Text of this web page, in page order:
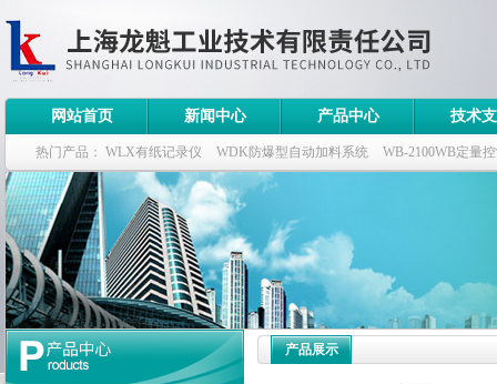
网站首页 新闻中心 产品中心 技术
热门产品： WLX有纸记录仪 WDK防爆型自动加料系统 WB-2100WB定量
WDK流量定量控制柜 WB-2100定量装车控制仪
产品展示